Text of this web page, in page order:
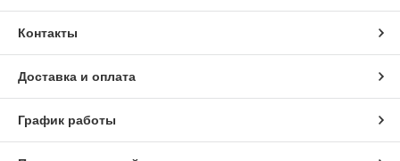
Контакты
Доставка и оплата
График работы